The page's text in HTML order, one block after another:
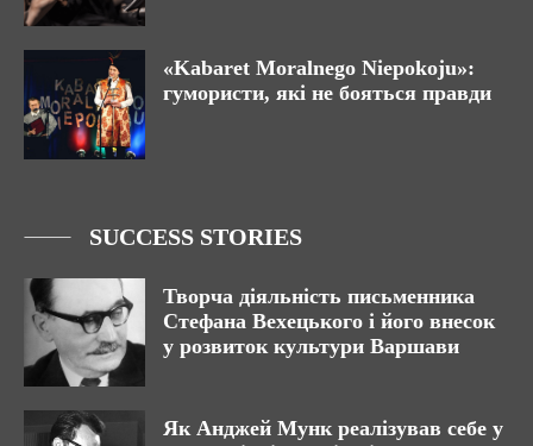
«Kabaret Moralnego Niepokoju»:
гумористи, які не бояться правди
SUCCESS STORIES
Творча діяльність письменника
Стефана Вехецького і його внесок
у розвиток культури Варшави
Як Анджей Мунк реалізував себе у